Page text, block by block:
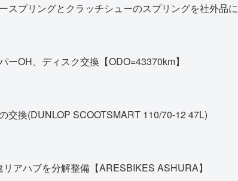
スプリングとクラッチシューのスプリングを社外品に
ーOH、ディスク交換【ODO=43370km】
交換(DUNLOP SCOOTSMART 110/70-12 47L)
アハブを分解整備【ARESBIKES ASHURA】